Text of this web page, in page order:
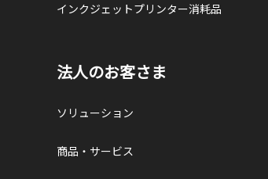
インクジェットプリンター消耗品
法人のお客さま
ソリューション
商品・サービス